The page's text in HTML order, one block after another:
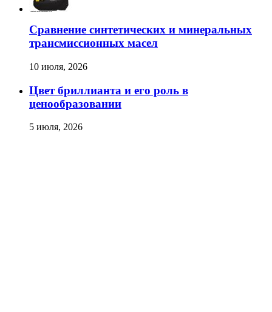
Сравнение синтетических и минеральных
трансмиссионных масел
10 июля, 2026
Цвет бриллианта и его роль в
ценообразовании
5 июля, 2026